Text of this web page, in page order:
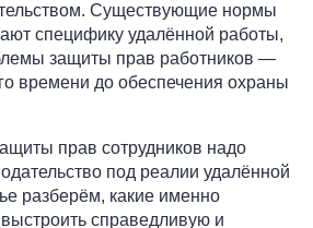
Существующие нормы
специфику удалённой работы,
защиты прав работников —
времени до обеспечения охраны
прав сотрудников надо
под реалии удалённой
разберём, какие именно
справедливую и